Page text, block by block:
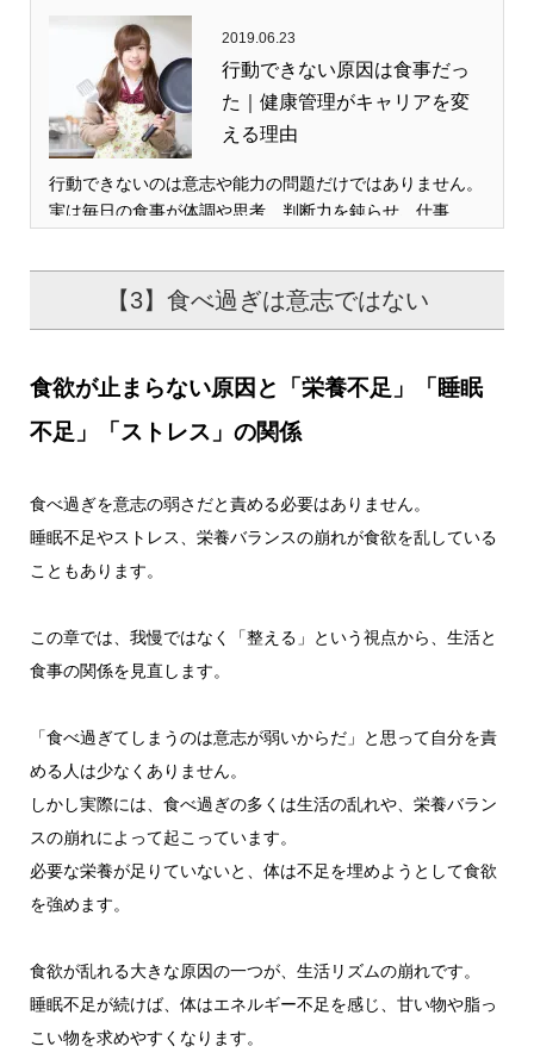
2019.06.23
行動できない原因は食事だっ
た｜健康管理がキャリアを変
える理由
行動できないのは意志や能力の問題だけではありません。
実は毎日の食事が体調や思考、判断力を鈍らせ、仕事…
【3】食べ過ぎは意志ではない
食欲が止まらない原因と「栄養不足」「睡眠
不足」「ストレス」の関係
食べ過ぎを意志の弱さだと責める必要はありません。
睡眠不足やストレス、栄養バランスの崩れが食欲を乱している
こともあります。
この章では、我慢ではなく「整える」という視点から、生活と
食事の関係を見直します。
「食べ過ぎてしまうのは意志が弱いからだ」と思って自分を責
める人は少なくありません。
しかし実際には、食べ過ぎの多くは生活の乱れや、栄養バラン
スの崩れによって起こっています。
必要な栄養が足りていないと、体は不足を埋めようとして食欲
を強めます。
食欲が乱れる大きな原因の一つが、生活リズムの崩れです。
睡眠不足が続けば、体はエネルギー不足を感じ、甘い物や脂っ
こい物を求めやすくなります。